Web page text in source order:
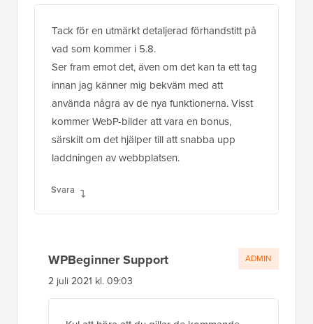
Tack för en utmärkt detaljerad förhandstitt på
vad som kommer i 5.8.
Ser fram emot det, även om det kan ta ett tag
innan jag känner mig bekväm med att
använda några av de nya funktionerna. Visst
kommer WebP-bilder att vara en bonus,
särskilt om det hjälper till att snabba upp
laddningen av webbplatsen.
Svara
WPBeginner Support
2 juli 2021 kl. 09:03
ADMIN